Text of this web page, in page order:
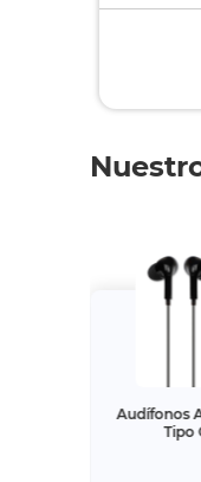
Audífonos
Tipo